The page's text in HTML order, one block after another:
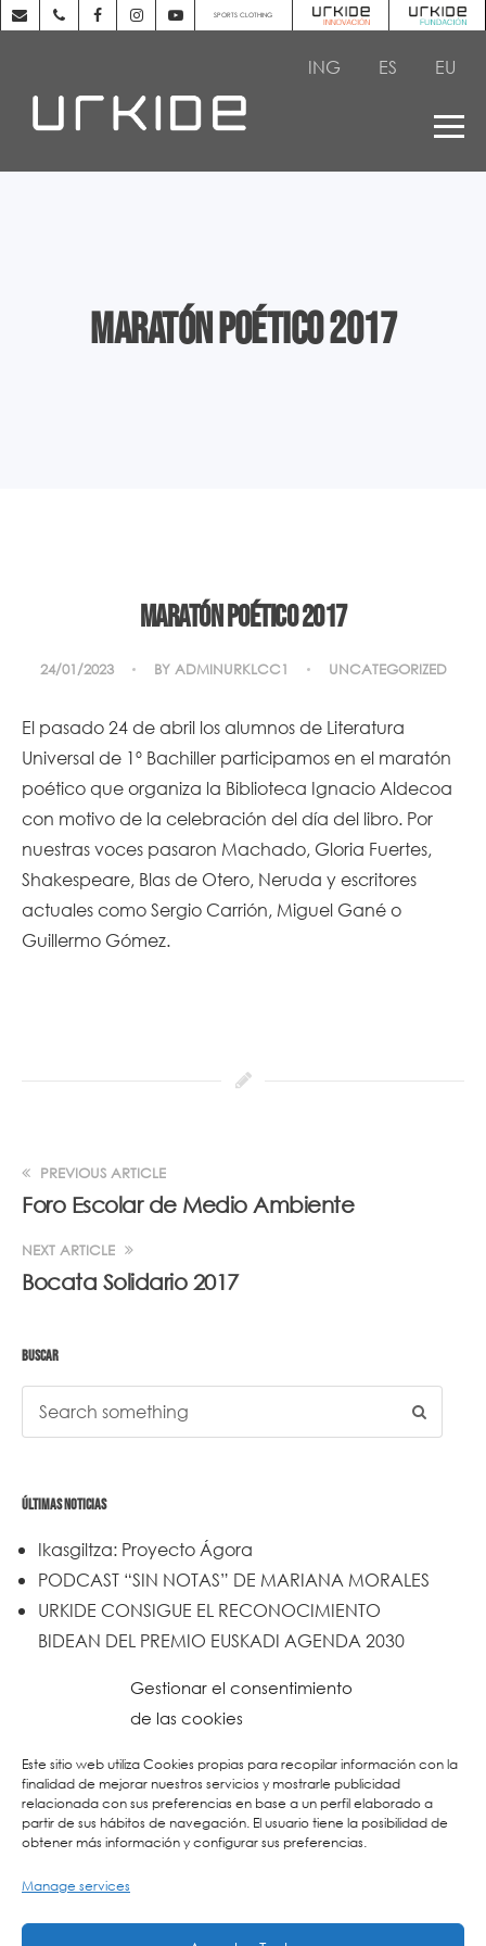
Gestionar el consentimiento
de las cookies
Este sitio web utiliza Cookies propias para recopilar información con la
finalidad de mejorar nuestros servicios y mostrarle publicidad
relacionada con sus preferencias en base a un perfil elaborado a
partir de sus hábitos de navegación. El usuario tiene la posibilidad de
obtener más información y configurar sus preferencias.
Manage services
SPORTS CLOTHING
ING ES EU
Maratón poético 2017
Maratón poético 2017
24/01/2023 BY ADMINURKLCC1 UNCATEGORIZED
El pasado 24 de abril los alumnos de Literatura
Universal de 1º Bachiller participamos en el maratón
poético que organiza la Biblioteca Ignacio Aldecoa
con motivo de la celebración del día del libro. Por
nuestras voces pasaron Machado, Gloria Fuertes,
Shakespeare, Blas de Otero, Neruda y escritores
actuales como Sergio Carrión, Miguel Gané o
Guillermo Gómez.
PREVIOUS ARTICLE
Foro Escolar de Medio Ambiente
NEXT ARTICLE
Bocata Solidario 2017
BUSCAR
ÚLTIMAS NOTICIAS
Ikasgiltza: Proyecto Ágora
PODCAST “SIN NOTAS” DE MARIANA MORALES
URKIDE CONSIGUE EL RECONOCIMIENTO
BIDEAN DEL PREMIO EUSKADI AGENDA 2030
Urkide en Cadena SER